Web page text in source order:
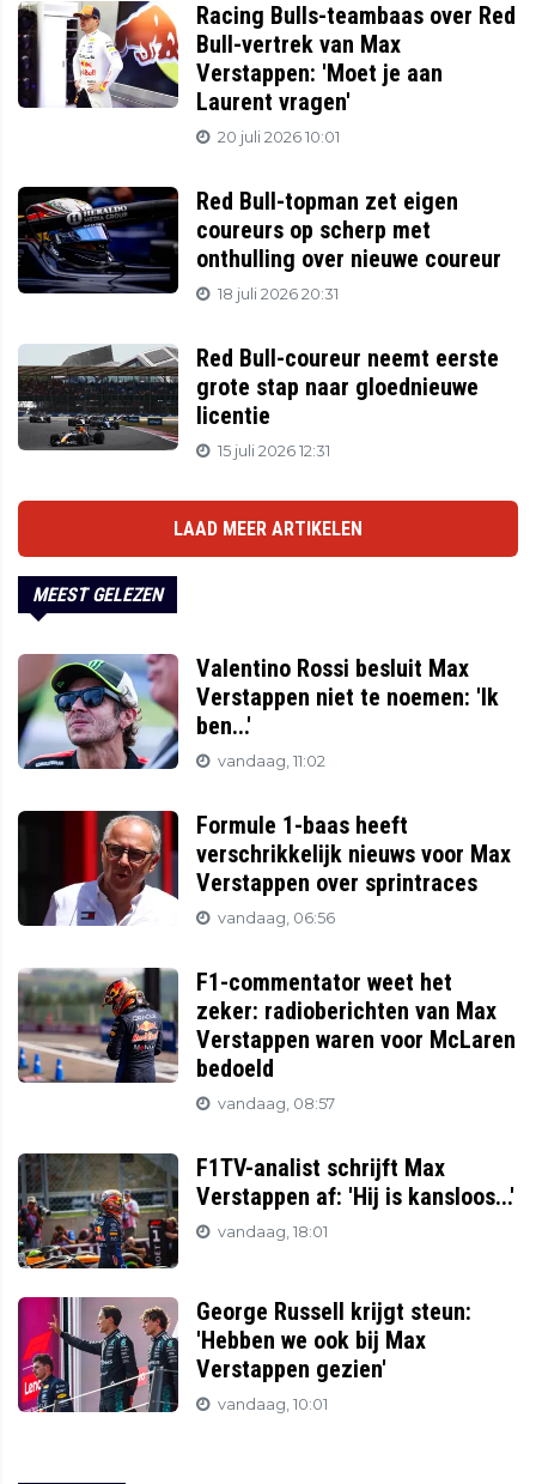
Racing Bulls-teambaas over Red
Bull-vertrek van Max
Verstappen: 'Moet je aan
Laurent vragen'
20 juli 2026 10:01
Red Bull-topman zet eigen
coureurs op scherp met
onthulling over nieuwe coureur
18 juli 2026 20:31
Red Bull-coureur neemt eerste
grote stap naar gloednieuwe
licentie
15 juli 2026 12:31
LAAD MEER ARTIKELEN
MEEST GELEZEN
Valentino Rossi besluit Max
Verstappen niet te noemen: 'Ik
ben...'
vandaag, 11:02
Formule 1-baas heeft
verschrikkelijk nieuws voor Max
Verstappen over sprintraces
vandaag, 06:56
F1-commentator weet het
zeker: radioberichten van Max
Verstappen waren voor McLaren
bedoeld
vandaag, 08:57
F1TV-analist schrijft Max
Verstappen af: 'Hij is kansloos...'
vandaag, 18:01
George Russell krijgt steun:
'Hebben we ook bij Max
Verstappen gezien'
vandaag, 10:01